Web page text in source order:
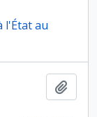
l'État au